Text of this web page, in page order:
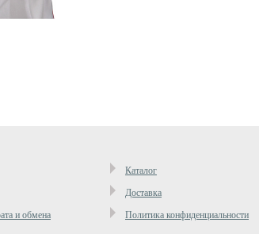
Каталог
Доставка
и обмена Политика конфиденциальности